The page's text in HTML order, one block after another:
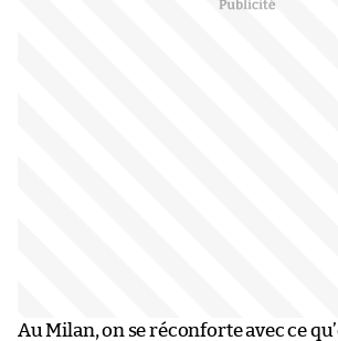
Au Milan, on se réconforte avec ce